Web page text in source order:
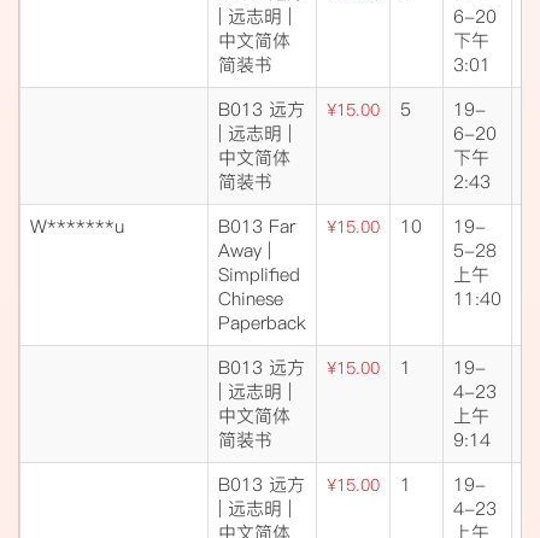
| 远志明 |
中文简体
简装书
6-20
下午
3:01
B013 远方
| 远志明 |
中文简体
简装书
¥15.00 5
19-
6-20
下午
2:43
W*******u
B013 Far
Away |
Simplified
Chinese
Paperback
¥15.00 10
19-
5-28
上午
11:40
B013 远方
| 远志明 |
中文简体
简装书
¥15.00 1
19-
4-23
上午
9:14
B013 远方
| 远志明 |
中文简体
¥15.00 1
19-
4-23
上午